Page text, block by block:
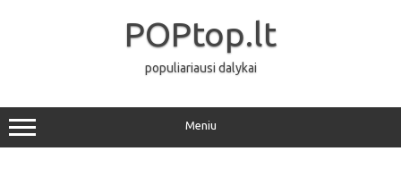
POPtop.lt
populiariausi dalykai
Meniu